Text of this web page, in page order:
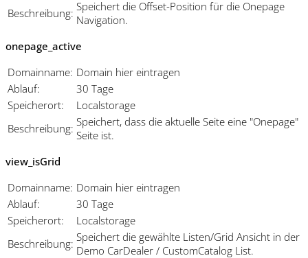
Beschreibung: Speichert die Offset-Position für die Onepage
Navigation.
onepage_active
Domainname: Domain hier eintragen
Ablauf:
30 Tage
Speicherort:
Localstorage
Beschreibung: Speichert, dass die aktuelle Seite eine "Onepage"
Seite ist.
view_isGrid
Domainname: Domain hier eintragen
Ablauf:
30 Tage
Speicherort:
Localstorage
Beschreibung: Speichert die gewählte Listen/Grid Ansicht in der
Demo CarDealer / CustomCatalog List.